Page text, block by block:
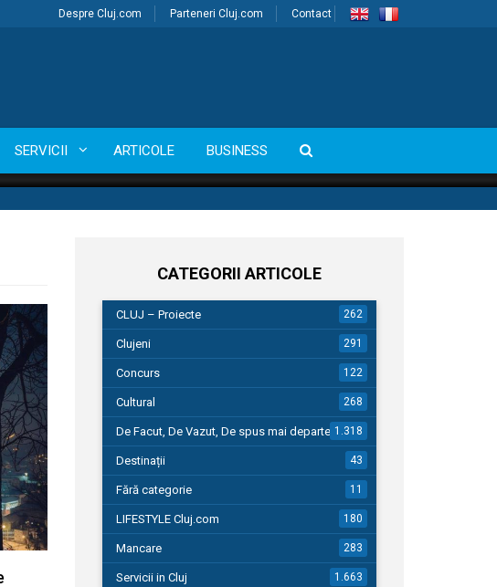
Despre Cluj.com Parteneri Cluj.com Contact
SERVICII ARTICOLE BUSINESS
CATEGORII ARTICOLE
CLUJ – Proiecte 262
Clujeni 291
Concurs 122
Cultural 268
De Facut, De Vazut, De spus mai departe…1.318
Destinații 43
Fără categorie 11
LIFESTYLE Cluj.com 180
Mancare 283
Servicii in Cluj 1.663